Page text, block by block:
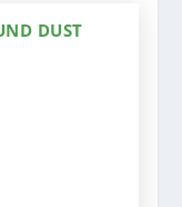
DUST